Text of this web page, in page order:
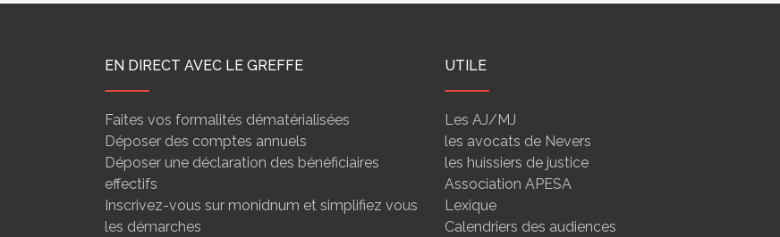
EN DIRECT AVEC LE GREFFE
Faites vos formalités dématérialisées
Déposer des comptes annuels
Déposer une déclaration des bénéficiaires
effectifs
Inscrivez-vous sur monidnum et simplifiez vous
les démarches
UTILE
Les AJ/MJ
les avocats de Nevers
les huissiers de justice
Association APESA
Lexique
Calendriers des audiences